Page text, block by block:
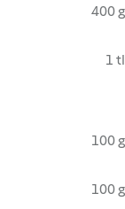
400 g
1 tl
100 g
100 g